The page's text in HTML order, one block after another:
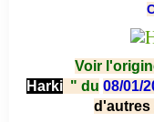
Voir
Harki " du 08/01/
d'autres